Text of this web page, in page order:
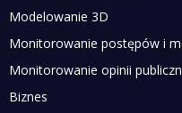
Modelowanie 3D
Monitorowanie postępów i
Monitorowanie opinii
Biznes